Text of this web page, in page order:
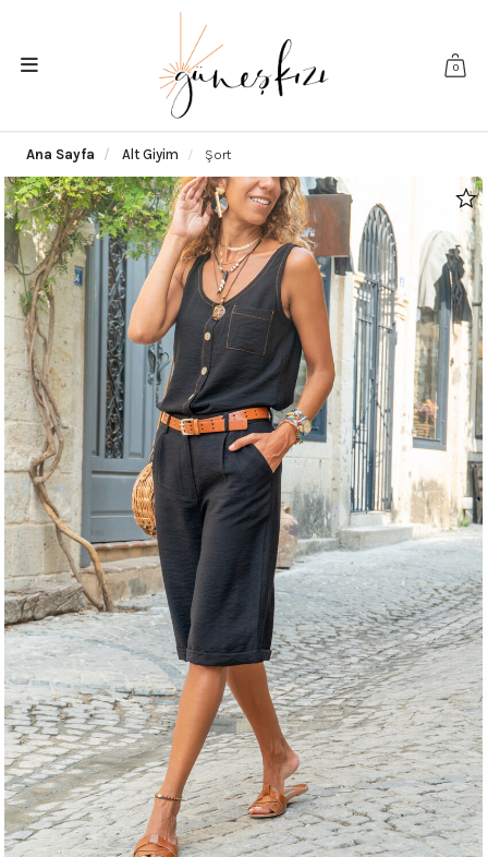
0
Ana Sayfa Alt Giyim Şort